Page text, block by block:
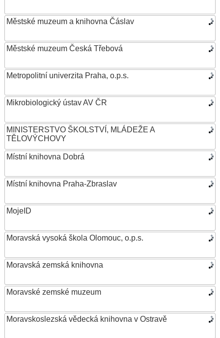
Městské muzeum a knihovna Čáslav
Městské muzeum Česká Třebová
Metropolitní univerzita Praha, o.p.s.
Mikrobiologický ústav AV ČR
MINISTERSTVO ŠKOLSTVÍ, MLÁDEŽE A
TĚLOVÝCHOVY
Místní knihovna Dobrá
Místní knihovna Praha-Zbraslav
MojeID
Moravská vysoká škola Olomouc, o.p.s.
Moravská zemská knihovna
Moravské zemské muzeum
Moravskoslezská vědecká knihovna v Ostravě